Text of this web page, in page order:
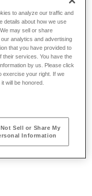
日（日）のミチニワエリ
リを使った施策により街
かを検証します。近年
などにより、商店街への
きな課題となっており
個性を持つ店舗が集ま
ショップなどのEC
舗を"回遊"し、リアルな
けるような施策を実行し
アルな街の運用とデジ
す。
のリアルタイム位置情
to analyze our traffic and
details about how we use
may sell or share
analytics and advertising
that you have provided to
their services. You have the
by us. Please click
exercise your right. If we
will be honored.
Sell or Share My
Information